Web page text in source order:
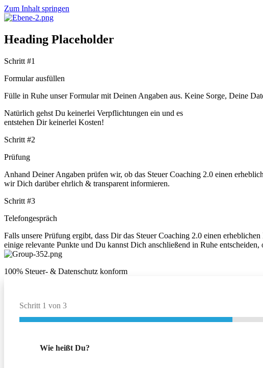
Zum Inhalt springen
Heading Placeholder
Schritt #1
Formular ausfüllen
Fülle in Ruhe unser Formular mit Deinen Angaben aus. Keine Sorge, Deine
Natürlich gehst Du keinerlei Verpflichtungen ein und es
entstehen Dir keinerlei Kosten!
Schritt #2
Prüfung
Anhand Deiner Angaben prüfen wir, ob das Steuer Coaching 2.0 einen
wir Dich darüber ehrlich & transparent informieren.
Schritt #3
Telefongespräch
Falls unsere Prüfung ergibt, dass Dir das Steuer Coaching 2.0 einen
einige relevante Punkte und Du kannst Dich anschließend in Ruhe
100% Steuer- & Datenschutz konform
Schritt 1 von 3
Wie heißt Du?